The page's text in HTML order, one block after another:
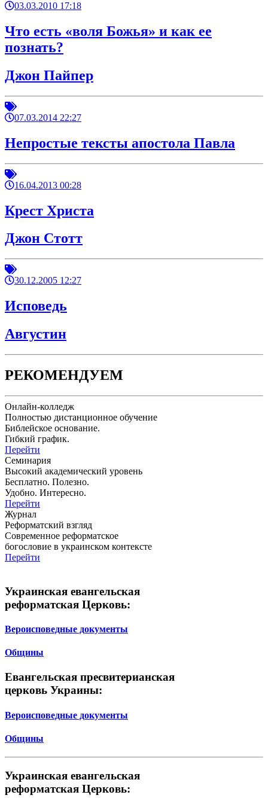
03.03.2010 17:18
Что есть «воля Божья» и как ее
познать?
Джон Пайпер
07.03.2014 22:27
Непростые тексты апостола Павла
16.04.2013 00:28
Крест Христа
Джон Стотт
30.12.2005 12:27
Исповедь
Августин
РЕКОМЕНДУЕМ
Онлайн-колледж
Полностью дистанционное обучение
Библейское основание.
Гибкий график.
Перейти
Семинария
Высокий академический уровень
Бесплатно. Полезно.
Удобно. Интересно.
Перейти
Журнал
Реформатский взгляд
Современное реформатское
богословие в украинском контексте
Перейти
Украинская евангельская
реформатская Церковь:
Вероисповедные документы
Общины
Евангельская пресвитерианская
церковь Украины:
Вероисповедные документы
Общины
Украинская евангельская
реформатская Церковь: